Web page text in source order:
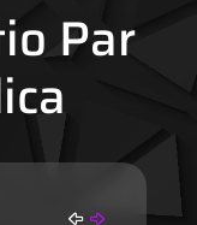
Par